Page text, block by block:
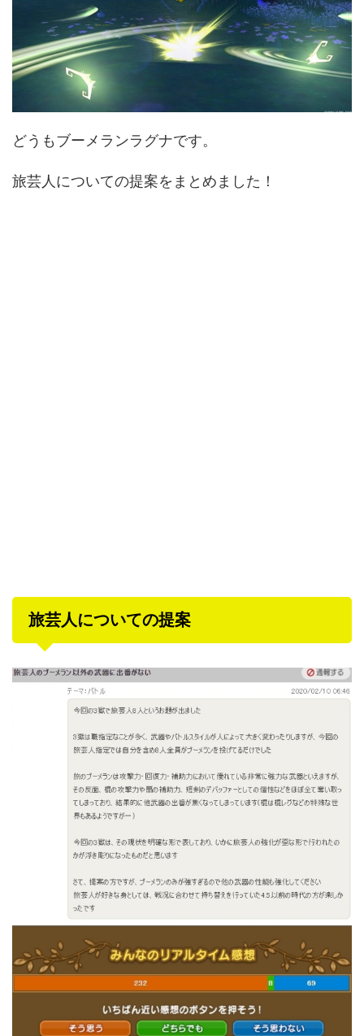
どうもブーメランラグナです。
旅芸人についての提案をまとめました！
旅芸人についての提案